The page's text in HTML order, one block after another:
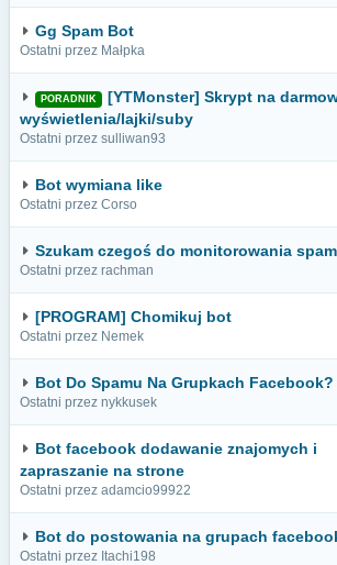
Gg Spam Bot
Ostatni przez Małpka
PORADNIK
[YTMonster] Skrypt na
wyświetlenia/lajki/suby
Ostatni przez sulliwan93
Bot wymiana like
Ostatni przez Corso
Szukam czegoś do monitorowania
Ostatni przez rachman
[PROGRAM] Chomikuj bot
Ostatni przez Nemek
Bot Do Spamu Na Grupkach Facebook?
Ostatni przez nykkusek
Bot facebook dodawanie znajomych i
zapraszanie na strone
Ostatni przez adamcio99922
Bot do postowania na grupach
Ostatni przez Itachi198